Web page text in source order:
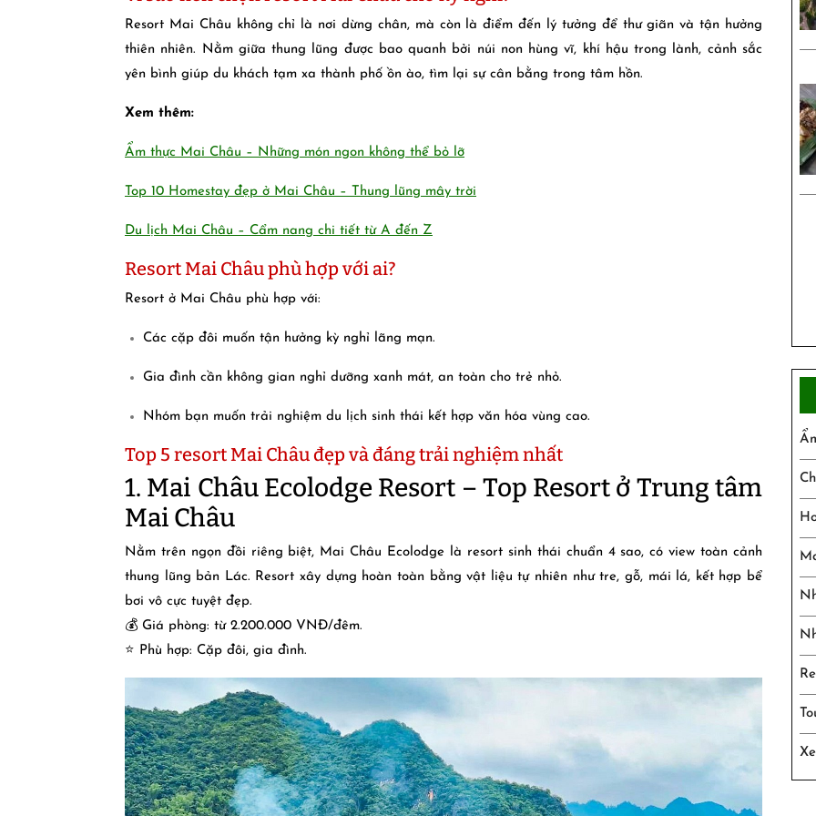
Resort Mai Châu không chỉ là nơi dừng chân, mà còn là điểm đến lý tưởng để thư giãn và tận hưởng
thiên nhiên. Nằm giữa thung lũng được bao quanh bởi núi non hùng vĩ, khí hậu trong lành, cảnh sắc
yên bình giúp du khách tạm xa thành phố ồn ào, tìm lại sự cân bằng trong tâm hồn.
Xem thêm:
Ẩm thực Mai Châu – Những món ngon không thể bỏ lỡ
Top 10 Homestay đẹp ở Mai Châu – Thung lũng mây trời
Du lịch Mai Châu – Cẩm nang chi tiết từ A đến Z
Resort Mai Châu phù hợp với ai?
Resort ở Mai Châu phù hợp với:
Các cặp đôi muốn tận hưởng kỳ nghỉ lãng mạn.
Gia đình cần không gian nghỉ dưỡng xanh mát, an toàn cho trẻ nhỏ.
Nhóm bạn muốn trải nghiệm du lịch sinh thái kết hợp văn hóa vùng cao.
Top 5 resort Mai Châu đẹp và đáng trải nghiệm nhất
1. Mai Châu Ecolodge Resort – Top Resort ở Trung tâm
Mai Châu
Nằm trên ngọn đồi riêng biệt, Mai Châu Ecolodge là resort sinh thái chuẩn 4 sao, có view toàn cảnh
thung lũng bản Lác. Resort xây dựng hoàn toàn bằng vật liệu tự nhiên như tre, gỗ, mái lá, kết hợp bể
bơi vô cực tuyệt đẹp.
💰 Giá phòng: từ 2.200.000 VNĐ/đêm.
⭐ Phù hợp: Cặp đôi, gia đình.